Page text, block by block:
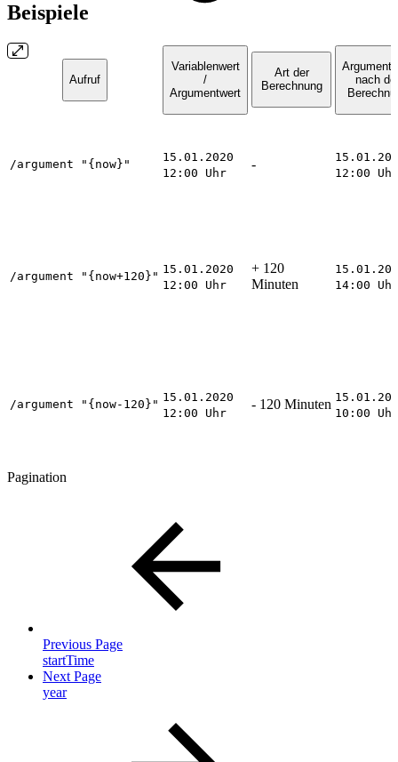
Beispiele
Aufruf
Variablenwert
/
Argumentwert
Art der
Berechnung
nach
/argument "{now}"
15.01.2020
12:00 Uhr
-
12:00 Uhr
/argument "{now+120}"
15.01.2020
12:00 Uhr
+ 120
Minuten
14:00 Uhr
/argument "{now-120}"
15.01.2020
12:00 Uhr
- 120 Minuten
10:00 Uhr
Pagination
Previous Page
startTime
Next Page
year